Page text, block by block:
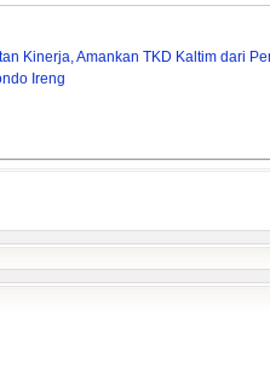
Kinerja, Amankan TKD Kaltim dari
Ireng